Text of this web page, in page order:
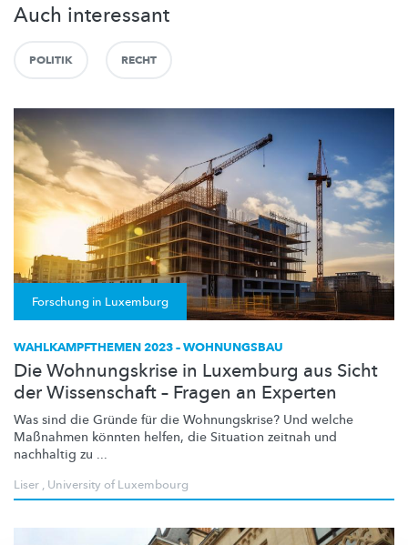
Auch interessant
POLITIK RECHT
Forschung in Luxemburg
WAHLKAMPFTHEMEN 2023 – WOHNUNGSBAU
Die Wohnungskrise in Luxemburg aus Sicht
der Wissenschaft – Fragen an Experten
Was sind die Gründe für die Wohnungskrise? Und welche
Maßnahmen könnten helfen, die Situation zeitnah und
nachhaltig zu ...
Liser , University of Luxembourg